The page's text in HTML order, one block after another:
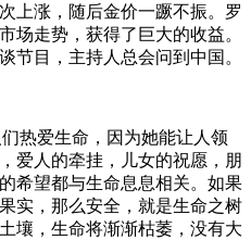
上涨，随后金价一蹶不振。罗
场走势，获得了巨大的收益。
节目，主持人总会问到中国。
热爱生命，因为她能让人领
爱人的牵挂，儿女的祝愿，朋
希望都与生命息息相关。如果
实，那么安全，就是生命之树
壤，生命将渐渐枯萎，没有大